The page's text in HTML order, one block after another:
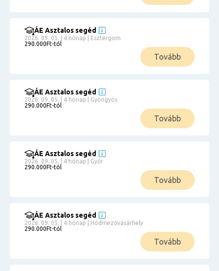
ÁE Asztalos segéd
2026. 09. 05. | 4 hónap | Esztergom
290.000Ft-tól
Tovább
ÁE Asztalos segéd
2026. 09. 05. | 4 hónap | Gyöngyös
290.000Ft-tól
Tovább
ÁE Asztalos segéd
2026. 09. 05. | 4 hónap | Győr
290.000Ft-tól
Tovább
ÁE Asztalos segéd
2026. 09. 05. | 4 hónap | Hódmezővásárhely
290.000Ft-tól
Tovább